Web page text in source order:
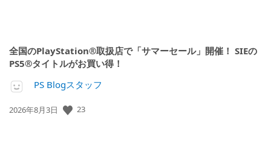
全国のPlayStation®取扱店で「サマーセール」開催！ SIEの
PS5®タイトルがお買い得！
PS Blogスタッフ
公
2026年8月3日 23